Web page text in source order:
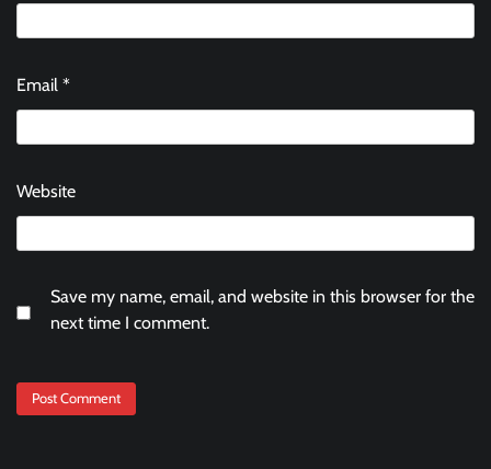
Email *
Website
Save my name, email, and website in this browser for the
next time I comment.